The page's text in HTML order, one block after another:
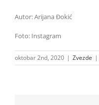
Autor: Arijana Đokić
Foto: Instagram
oktobar 2nd, 2020 | Zvezde |